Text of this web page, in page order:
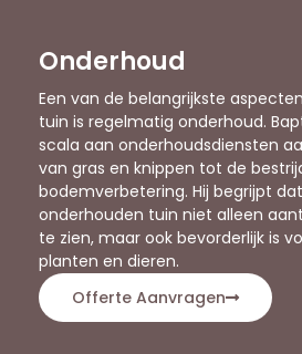
Onderhoud
Een van de belangrijkste
tuin is regelmatig onderhoud.
scala aan onderhoudsdiensten
van gras en knippen tot de
bodemverbetering. Hij begrijpt
onderhouden tuin niet alleen
te zien, maar ook bevorderlijk is
planten en dieren.
Offerte Aanvragen